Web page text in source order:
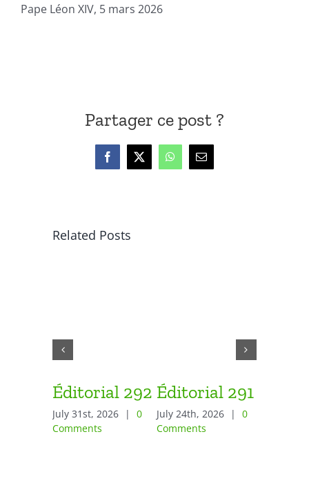
Pape Léon XIV, 5 mars 2026
Partager ce post ?
Facebook
X WhatsAppEmail
Related Posts
Éditorial 292
July 31st, 2026 |
0
Comments
Éditorial 291
July 24th, 2026 |
0
Comments